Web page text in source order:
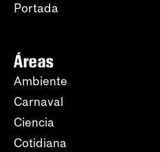
Portada
Áreas
Ambiente
Carnaval
Ciencia
Cotidiana